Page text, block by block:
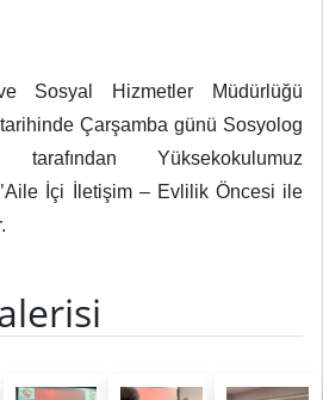
Sosyal Hizmetler Müdürlüğü
Çarşamba günü Sosyolog
Yüksekokulumuz
İçi İletişim – Evlilik Öncesi ile